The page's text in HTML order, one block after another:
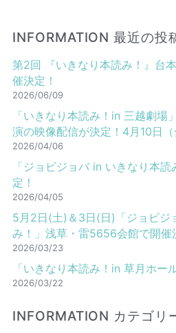
INFORMATION 最近の投
第2回 『いきなり本読み！』台
催決定！
2026/06/09
「いきなり本読み！in 三越劇場
演の映像配信が決定！4月10日（
2026/04/06
「ジョビジョバ in いきなり本
定！
2026/04/05
5月2日(土)＆3日(日)「ジョビジ
み！」浅草・雷5656会館で開催
2026/03/23
「いきなり本読み！in 草月ホー
2026/03/22
INFORMATION カテゴリ